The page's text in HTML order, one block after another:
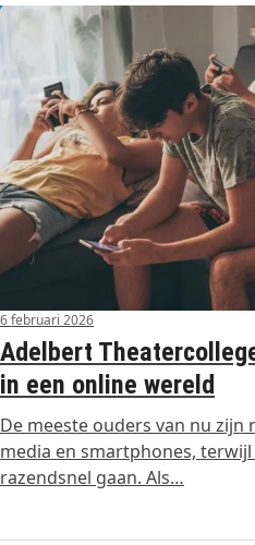
6 februari 2026
Adelbert
in een online wereld
De meeste ouders van nu
media en smartphones,
razendsnel gaan. Als…